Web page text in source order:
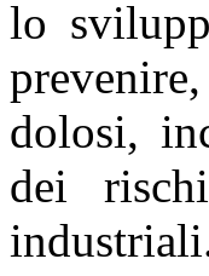
lo
dolosi,
dei